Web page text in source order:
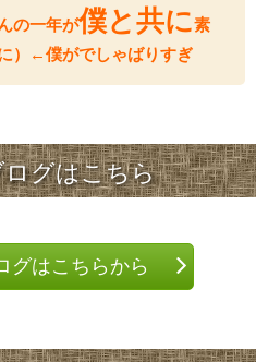
の一年が僕と共に素
）←僕がでしゃばりすぎ
グはこちら
グはこちらから